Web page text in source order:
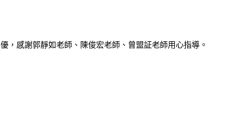
感謝郭靜如老師、陳俊宏老師、曾盟証老師用心指導。